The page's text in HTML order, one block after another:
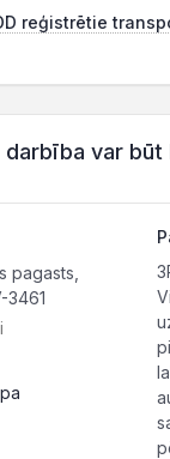
reģistrētie
var būt
pagasts,
3461